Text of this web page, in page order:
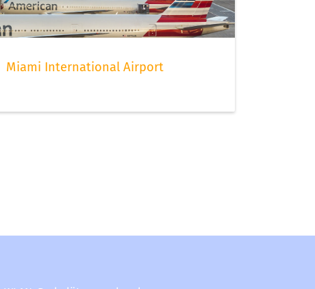
Miami International Airport